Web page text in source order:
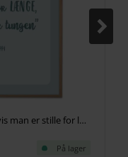
Plakat - Pippi-citat "Hvis man er stille for længe" - Blueish
På lager